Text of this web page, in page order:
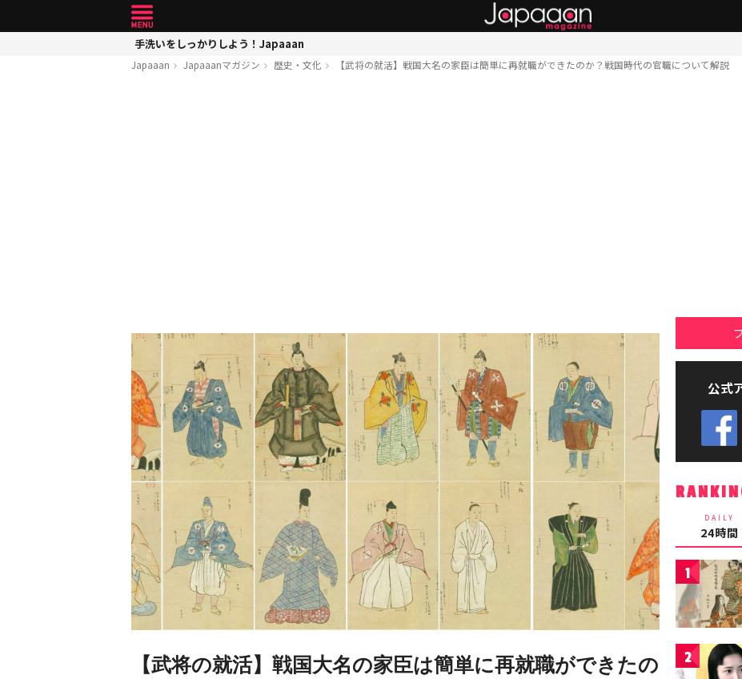
手洗いをしっかりしよう！Japaaan
Japaaan Japaaanマガジン 歴史・文化 【武将の就活】戦国大名の家臣は簡単に再就職ができたのか？戦国時代の官職について解説
【武将の就活】戦国大名の家臣は簡単に再就職ができたの
公式
DAILY
24時間
1
2